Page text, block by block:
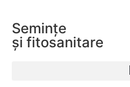
Semințe
și fitosanitare